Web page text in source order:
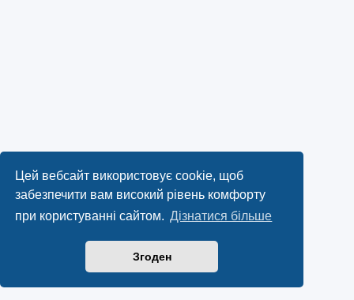
Цей вебсайт використовує cookie, щоб
забезпечити вам високий рівень комфорту
при користуванні сайтом. Дізнатися більше
Згоден